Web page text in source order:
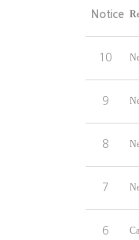
Notice
10
9
8
7
6